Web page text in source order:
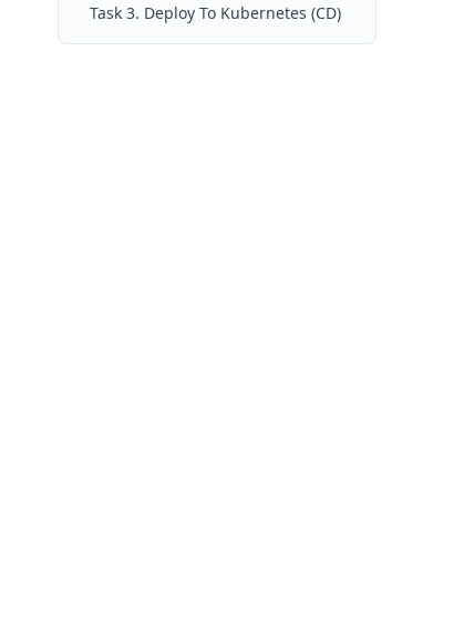
Task 3. Deploy To Kubernetes (CD)